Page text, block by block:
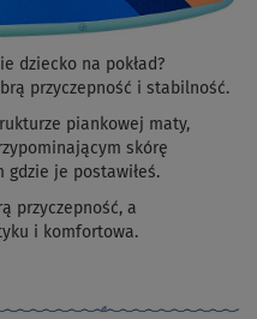
dziecko na pokład?
przyczepność i stabilność.
piankowej maty,
skórę
gdzie je postawiłeś.
przyczepność, a
i komfortowa.